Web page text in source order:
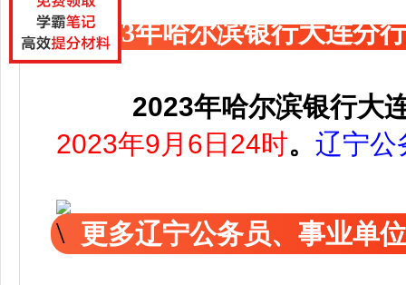
2023年哈尔滨银行大连分
2023年哈尔滨银行大
2023年9月6日24时。 辽宁公
更多辽宁公务员、事业单